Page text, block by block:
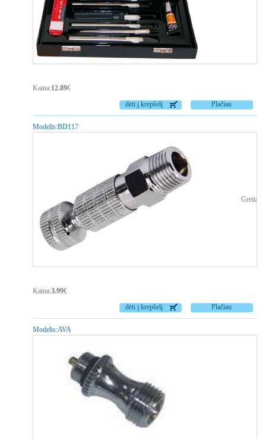
Kaina:12.89€
Plačiau
dėti į krepšelį
Modelis:BD117
Greita
Kaina:3.99€
Plačiau
dėti į krepšelį
Modelis:AVA